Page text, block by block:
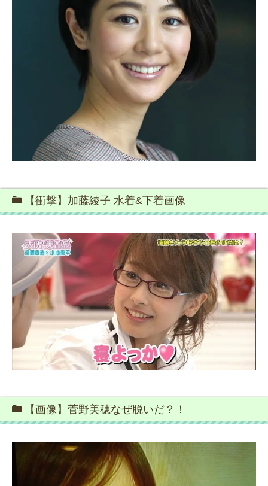
【衝撃】加藤綾子 水着&下着画像
【画像】菅野美穂なぜ脱いだ？！